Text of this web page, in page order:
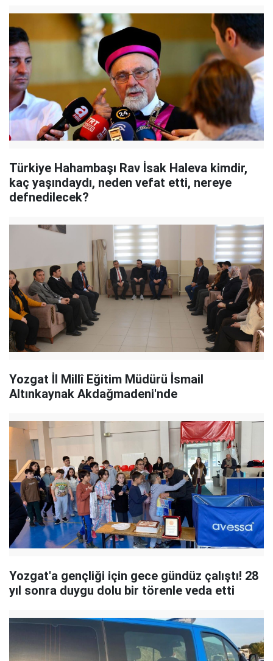
Türkiye Hahambaşı Rav İsak Haleva kimdir,
kaç yaşındaydı, neden vefat etti, nereye
defnedilecek?
Yozgat İl Millî Eğitim Müdürü İsmail
Altınkaynak Akdağmadeni'nde
Yozgat'a gençliği için gece gündüz çalıştı! 28
yıl sonra duygu dolu bir törenle veda etti